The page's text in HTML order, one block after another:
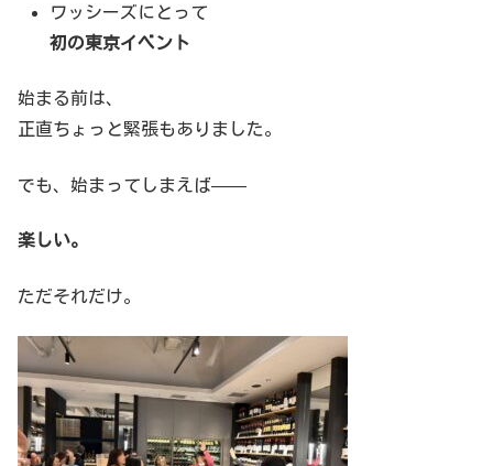
ワッシーズにとって
初の東京イベント
始まる前は、
正直ちょっと緊張もありました。
でも、始まってしまえば——
楽しい。
ただそれだけ。